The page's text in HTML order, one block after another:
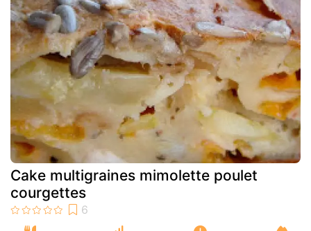
Cake multigraines mimolette poulet
courgettes